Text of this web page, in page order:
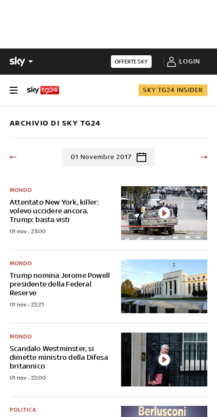
OFFERTE SKY LOGIN
SKY TG24 INSIDER
ARCHIVIO DI SKY TG24
01 Novembre 2017
Attentato New York, killer:
volevo uccidere ancora.
Trump: basta visti
MONDO
01 nov - 23:00
Trump nomina Jerome Powell
presidente della Federal
Reserve
MONDO
01 nov - 22:21
Scandalo Westminster, si
dimette ministro della Difesa
britannico
MONDO
01 nov - 22:00
POLITICA